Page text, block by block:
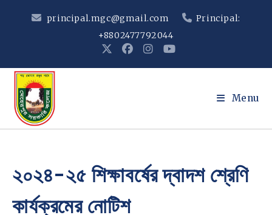
principal.mgc@gmail.com
Principal:
+8802477792044
Menu
২০২৪-২৫ শিক্ষাবর্ষের দ্বাদশ শ্রেণি
কার্যক্রমের নোটিশ